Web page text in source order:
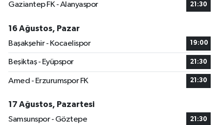
Gaziantep FK - Alanyaspor 21:30
16 Ağustos, Pazar
Başakşehir - Kocaelispor
19:00
Beşiktaş - Eyüpspor 21:30
Amed - Erzurumspor FK 21:30
17 Ağustos, Pazartesi
Samsunspor - Göztepe
21:30